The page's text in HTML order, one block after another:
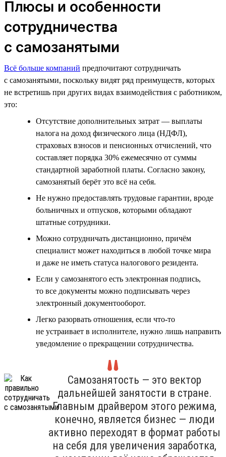
Плюсы и особенности
сотрудничества
с самозанятыми
Всё больше компаний предпочитают сотрудничать
с самозанятыми, поскольку видят ряд преимуществ, которых
не встретишь при других видах взаимодействия с работником,
это:
Отсутствие дополнительных затрат — выплаты
налога на доход физического лица (НДФЛ),
страховых взносов и пенсионных отчислений, что
составляет порядка 30% ежемесячно от суммы
стандартной заработной платы. Согласно закону,
самозанятый берёт это всё на себя.
Не нужно предоставлять трудовые гарантии, вроде
больничных и отпусков, которыми обладают
штатные сотрудники.
Можно сотрудничать дистанционно, причём
специалист может находиться в любой точке мира
и даже не иметь статуса налогового резидента.
Если у самозанятого есть электронная подпись,
то все документы можно подписывать через
электронный документооборот.
Легко разорвать отношения, если что-то
не устраивает в исполнителе, нужно лишь направить
уведомление о прекращении сотрудничества.
Самозанятость — это вектор
дальнейшей занятости в стране.
Главным драйвером этого режима,
конечно, является бизнес — люди
активно переходят в формат работы
на себя для увеличения заработка,